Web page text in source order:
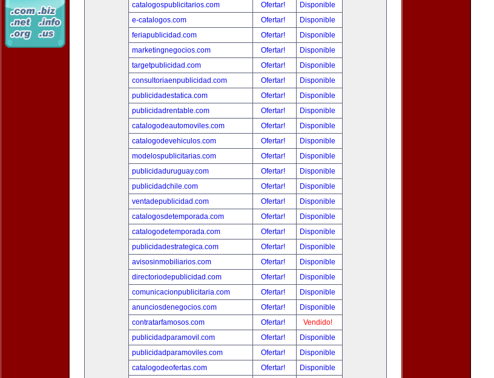
catalogospublicitarios.com
Ofertar!
Disponible
e-catalogos.com
Ofertar!
Disponible
feriapublicidad.com
Ofertar!
Disponible
marketingnegocios.com
Ofertar!
Disponible
targetpublicidad.com
Ofertar!
Disponible
consultoriaenpublicidad.com
Ofertar!
Disponible
publicidadestatica.com
Ofertar!
Disponible
publicidadrentable.com
Ofertar!
Disponible
catalogodeautomoviles.com
Ofertar!
Disponible
catalogodevehiculos.com
Ofertar!
Disponible
modelospublicitarias.com
Ofertar!
Disponible
publicidaduruguay.com
Ofertar!
Disponible
publicidadchile.com
Ofertar!
Disponible
ventadepublicidad.com
Ofertar!
Disponible
catalogosdetemporada.com
Ofertar!
Disponible
catalogodetemporada.com
Ofertar!
Disponible
publicidadestrategica.com
Ofertar!
Disponible
avisosinmobiliarios.com
Ofertar!
Disponible
directoriodepublicidad.com
Ofertar!
Disponible
comunicacionpublicitaria.com
Ofertar!
Disponible
anunciosdenegocios.com
Ofertar!
Disponible
contratarfamosos.com
Ofertar!
Vendido!
publicidadparamovil.com
Ofertar!
Disponible
publicidadparamoviles.com
Ofertar!
Disponible
catalogodeofertas.com
Ofertar!
Disponible